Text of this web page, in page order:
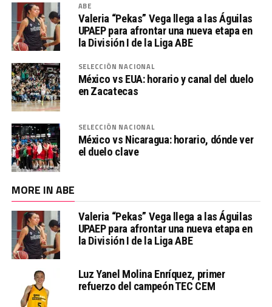
ABE
Valeria “Pekas” Vega llega a las Águilas
UPAEP para afrontar una nueva etapa en
la División I de la Liga ABE
SELECCIÓN NACIONAL
México vs EUA: horario y canal del duelo
en Zacatecas
SELECCIÓN NACIONAL
México vs Nicaragua: horario, dónde ver
el duelo clave
MORE IN ABE
Valeria “Pekas” Vega llega a las Águilas
UPAEP para afrontar una nueva etapa en
la División I de la Liga ABE
Luz Yanel Molina Enríquez, primer
refuerzo del campeón TEC CEM